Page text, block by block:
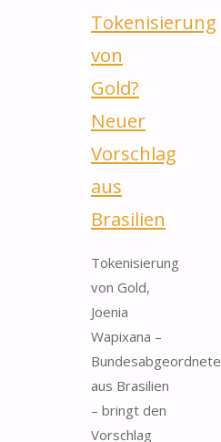
Tokenisierung
von
Gold?
Neuer
Vorschlag
aus
Brasilien
Tokenisierung
von Gold,
Joenia
Wapixana –
Bundesabgeordnete
aus Brasilien
– bringt den
Vorschlag